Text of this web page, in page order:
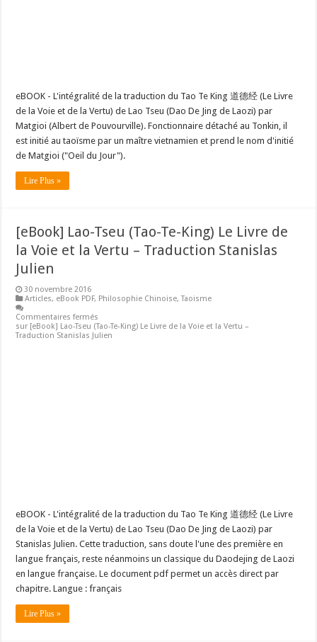
eBOOK - L'intégralité de la traduction du Tao Te King 道德经 (Le Livre
de la Voie et de la Vertu) de Lao Tseu (Dao De Jing de Laozi) par
Matgioi (Albert de Pouvourville). Fonctionnaire détaché au Tonkin, il
est initié au taoïsme par un maître vietnamien et prend le nom d'initié
de Matgioi ("Oeil du Jour").
Lire Plus »
[eBook] Lao-Tseu (Tao-Te-King) Le Livre de
la Voie et la Vertu – Traduction Stanislas
Julien
30 novembre 2016
Articles, eBook PDF, Philosophie Chinoise,Taoisme
Commentaires fermés
sur [eBook] Lao-Tseu (Tao-Te-King) Le Livre de la Voie et la Vertu –
Traduction Stanislas Julien
eBOOK - L'intégralité de la traduction du Tao Te King 道德经 (Le Livre
de la Voie et de la Vertu) de Lao Tseu (Dao De Jing de Laozi) par
Stanislas Julien. Cette traduction, sans doute l'une des première en
langue français, reste néanmoins un classique du Daodejing de Laozi
en langue française. Le document pdf permet un accès direct par
chapitre. Langue : français
Lire Plus »